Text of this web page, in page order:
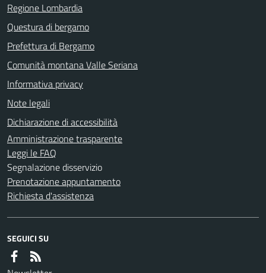
Regione Lombardia
Questura di bergamo
Prefettura di Bergamo
Comunità montana Valle Seriana
Informativa privacy
Note legali
Dichiarazione di accessibilità
Amministrazione trasparente
Leggi le FAQ
Segnalazione disservizio
Prenotazione appuntamento
Richiesta d'assistenza
SEGUICI SU